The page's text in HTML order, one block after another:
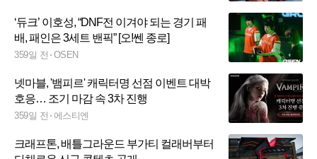
‘듀크’ 이호성, “DNF전 이겨야 되는 경기 패
배, 패인은 3세트 밴픽” [오!쎈 종로]
359일 전 OSEN
넷마블, '뱀피르' 캐릭터명 선점 이벤트 대박
호응… 조기 마감 속 3차 진행
359일 전 에스티엔
크래프톤, 배틀그라운드 부가티 컬래버부터